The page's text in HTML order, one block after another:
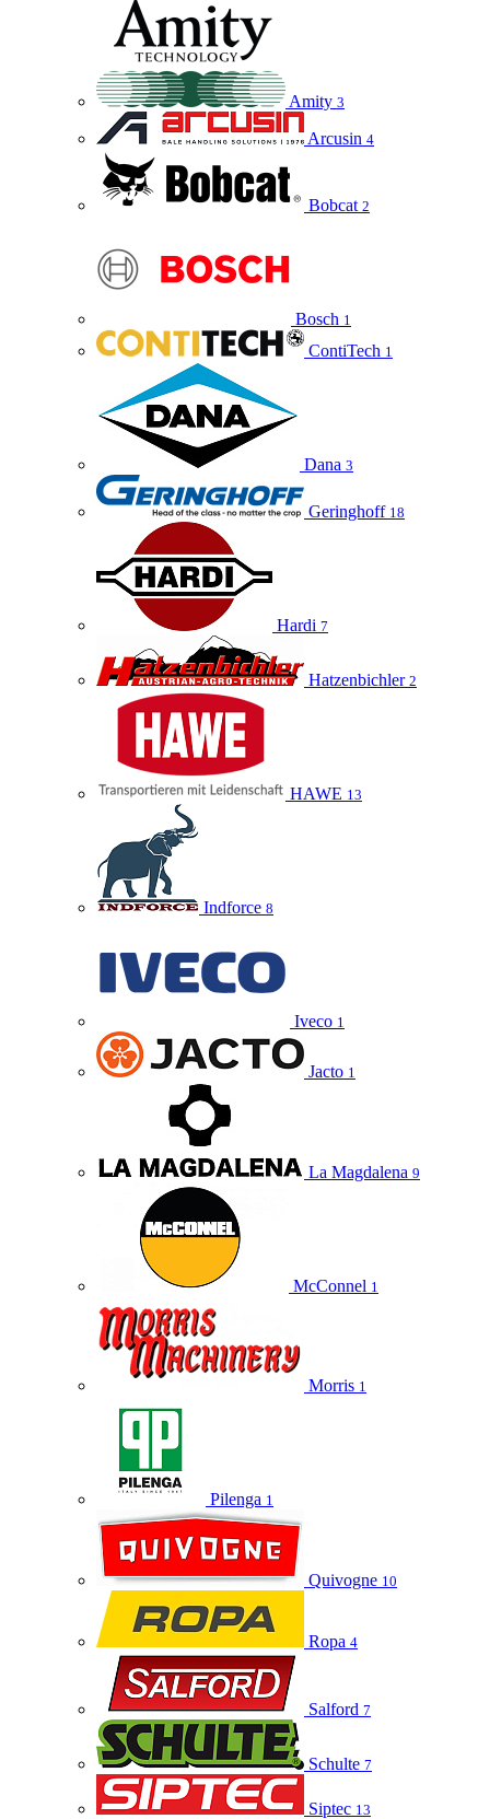
Amity 3
Arcusin 4
Bobcat 2
Bosch 1
ContiTech 1
Dana 3
Geringhoff 18
Hardi 7
Hatzenbichler 2
HAWE 13
Indforce 8
Iveco 1
Jacto 1
La Magdalena 9
McConnel 1
Morris 1
Pilenga 1
Quivogne 10
Ropa 4
Salford 7
Schulte 7
Siptec 13